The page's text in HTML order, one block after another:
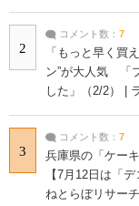
2
コメント数： 7
「もっと早く買
ン”が大人気 「
した」（2/2） |
3
コメント数： 7
兵庫県の「ケー
【7月12日は「
ねとらぼリサー